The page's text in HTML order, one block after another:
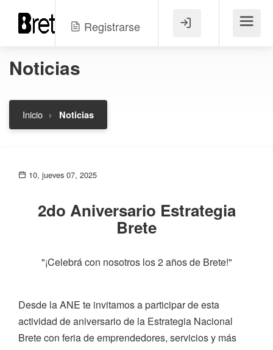
Registrarse Menú
Noticias
Inicio Noticias
10, jueves 07, 2025
2do Aniversario Estrategia
Brete
"¡Celebrá con nosotros los 2 años de Brete!"
Desde la ANE te invitamos a participar de esta
actividad de aniversario de la Estrategia Nacional
Brete con feria de emprendedores, servicios y más